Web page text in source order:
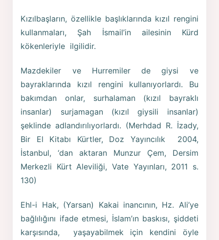
Kızılbaşların, özellikle başlıklarında kızıl rengini
kullanmaları, Şah İsmail’in ailesinin Kürd
kökenleriyle ilgilidir.
Mazdekiler ve Hurremiler de giysi ve
bayraklarında kızıl rengini kullanıyorlardı. Bu
bakımdan onlar, surhalaman (kızıl bayraklı
insanlar) surjamagan (kızıl giysili insanlar)
şeklinde adlandırılıyorlardı. (Merhdad R. İzady,
Bir El Kitabı Kürtler, Doz Yayıncılık 2004,
İstanbul, ‘dan aktaran Munzur Çem, Dersim
Merkezli Kürt Aleviliği, Vate Yayınları, 2011 s.
130)
Ehl-i Hak, (Yarsan) Kakai inancının, Hz. Ali’ye
bağlılığını ifade etmesi, İslam’ın baskısı, şiddeti
karşısında, yaşayabilmek için kendini öyle